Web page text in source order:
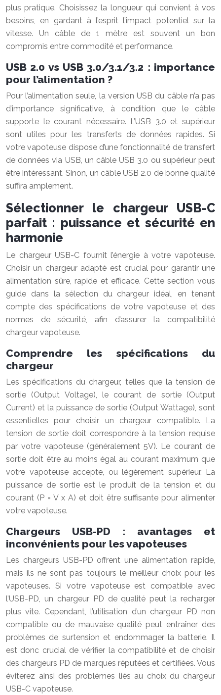
plus pratique. Choisissez la longueur qui convient à vos
besoins, en gardant à l’esprit l’impact potentiel sur la
vitesse. Un câble de 1 mètre est souvent un bon
compromis entre commodité et performance.
USB 2.0 vs USB 3.0/3.1/3.2 : importance
pour l’alimentation ?
Pour l’alimentation seule, la version USB du câble n’a pas
d’importance significative, à condition que le câble
supporte le courant nécessaire. L’USB 3.0 et supérieur
sont utiles pour les transferts de données rapides. Si
votre vapoteuse dispose d’une fonctionnalité de transfert
de données via USB, un câble USB 3.0 ou supérieur peut
être intéressant. Sinon, un câble USB 2.0 de bonne qualité
suffira amplement.
Sélectionner le chargeur USB-C
parfait : puissance et sécurité en
harmonie
Le chargeur USB-C fournit l’énergie à votre vapoteuse.
Choisir un chargeur adapté est crucial pour garantir une
alimentation sûre, rapide et efficace. Cette section vous
guide dans la sélection du chargeur idéal, en tenant
compte des spécifications de votre vapoteuse et des
normes de sécurité, afin d’assurer la compatibilité
chargeur vapoteuse.
Comprendre les spécifications du
chargeur
Les spécifications du chargeur, telles que la tension de
sortie (Output Voltage), le courant de sortie (Output
Current) et la puissance de sortie (Output Wattage), sont
essentielles pour choisir un chargeur compatible. La
tension de sortie doit correspondre à la tension requise
par votre vapoteuse (généralement 5V). Le courant de
sortie doit être au moins égal au courant maximum que
votre vapoteuse accepte, ou légèrement supérieur. La
puissance de sortie est le produit de la tension et du
courant (P = V x A) et doit être suffisante pour alimenter
votre vapoteuse.
Chargeurs USB-PD : avantages et
inconvénients pour les vapoteuses
Les chargeurs USB-PD offrent une alimentation rapide,
mais ils ne sont pas toujours le meilleur choix pour les
vapoteuses. Si votre vapoteuse est compatible avec
l’USB-PD, un chargeur PD de qualité peut la recharger
plus vite. Cependant, l’utilisation d’un chargeur PD non
compatible ou de mauvaise qualité peut entraîner des
problèmes de surtension et endommager la batterie. Il
est donc crucial de vérifier la compatibilité et de choisir
des chargeurs PD de marques réputées et certifiées. Vous
éviterez ainsi des problèmes liés au choix du chargeur
USB-C vapoteuse.